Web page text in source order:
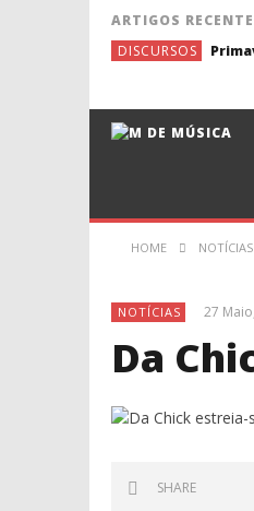
ARTIGOS
DISCURSOS
HOME NOTÍCIAS
NOTÍCIAS 27
Da
SHARE